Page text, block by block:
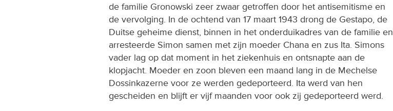
de familie Gronowski zeer zwaar getroffen door het antisemitisme en
de vervolging. In de ochtend van 17 maart 1943 drong de Gestapo, de
Duitse geheime dienst, binnen in het onderduikadres van de familie en
arresteerde Simon samen met zijn moeder Chana en zus Ita. Simons
vader lag op dat moment in het ziekenhuis en ontsnapte aan de
klopjacht. Moeder en zoon bleven een maand lang in de Mechelse
Dossinkazerne voor ze werden gedeporteerd. Ita werd van hen
gescheiden en blijft er vijf maanden voor ook zij gedeporteerd werd.